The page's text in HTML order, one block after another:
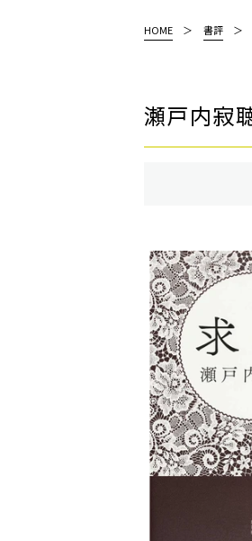
HOME 書評
瀬戸内寂